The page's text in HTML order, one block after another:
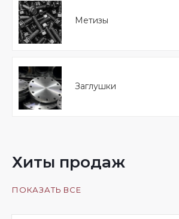
Метизы
Заглушки
Хиты продаж
ПОКАЗАТЬ ВСЕ